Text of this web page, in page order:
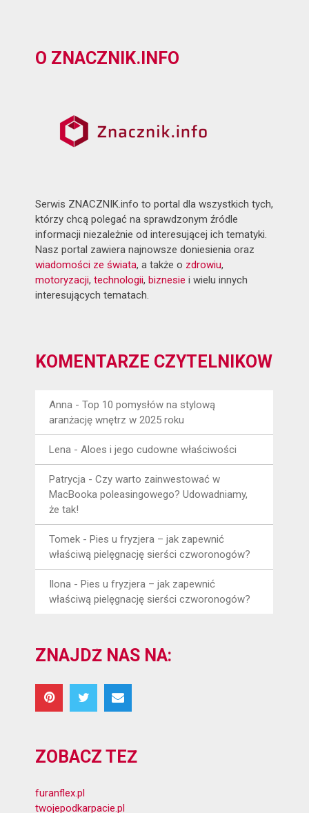
O ZNACZNIK.INFO
Serwis ZNACZNIK.info to portal dla wszystkich tych,
którzy chcą polegać na sprawdzonym źródle
informacji niezależnie od interesującej ich tematyki.
Nasz portal zawiera najnowsze doniesienia oraz
wiadomości ze świata, a także o zdrowiu,
motoryzacji,technologii,biznesie i wielu innych
interesujących tematach.
KOMENTARZE CZYTELNIKÓW
Anna -Top 10 pomysłów na stylową
aranżację wnętrz w 2025 roku
Lena -Aloes i jego cudowne właściwości
Patrycja -Czy warto zainwestować w
MacBooka poleasingowego? Udowadniamy,
że tak!
Tomek -Pies u fryzjera – jak zapewnić
właściwą pielęgnację sierści czworonogów?
Ilona -Pies u fryzjera – jak zapewnić
właściwą pielęgnację sierści czworonogów?
ZNAJDŹ NAS NA:
ZOBACZ TEŻ
furanflex.pl
twojepodkarpacie.pl